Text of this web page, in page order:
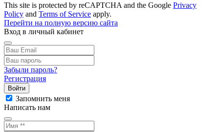
This site is protected by reCAPTCHA and the Google Privacy
Policy and Terms of Service apply.
Перейти на полную версию сайта
Вход в личный кабинет
Забыли пароль?
Регистрация
Войти
Запомнить меня
Написать нам